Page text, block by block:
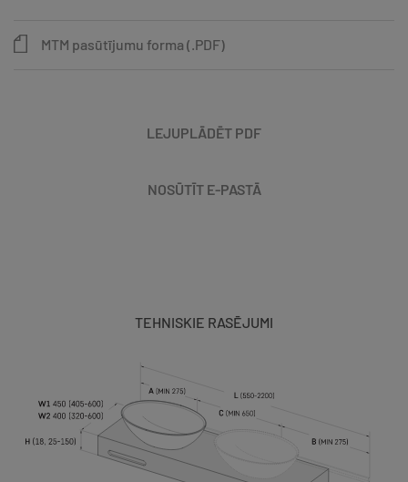
MTM pasūtījumu forma (.PDF)
LEJUPLĀDĒT PDF
NOSŪTĪT E-PASTĀ
TEHNISKIE RASĒJUMI